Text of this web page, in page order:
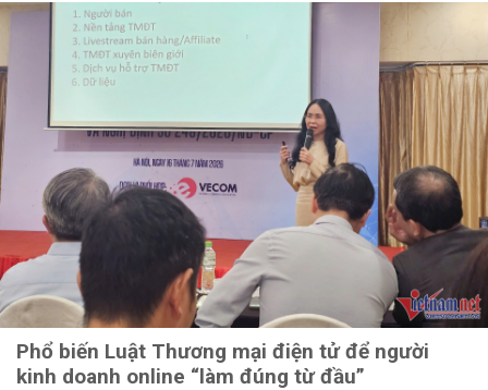
Phổ biến Luật Thương mại điện tử để người
kinh doanh online “làm đúng từ đầu”